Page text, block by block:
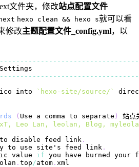
文件夹，修改站点配置文件
hexo clean && hexo s就可以看
修改主题配置文件_config.yml，以
-- -- -- -- -- -- -- -- -- -- -- -- -- -- -- --
Settings
-- -- -- -- -- -- -- -- -- -- -- -- -- -- -- --
ico into ` hexo-site/source/ `
( Use a comma to separate )
站点
Leo Lan, leolan, Blog,
disable feed link .
to use site's feed link .
value if you have burned your
. top /atom . xml